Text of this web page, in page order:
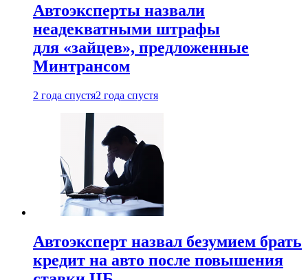
Автоэксперты назвали
неадекватными штрафы
для «зайцев», предложенные
Минтрансом
2 года спустя2 года спустя
Автоэксперт назвал безумием брать
кредит на авто после повышения